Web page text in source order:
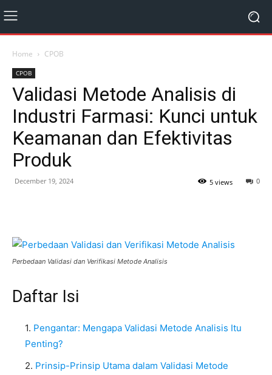
Home CPOB
CPOB
Validasi Metode Analisis di
Industri Farmasi: Kunci untuk
Keamanan dan Efektivitas
Produk
December 19, 2024 0
5 views
Perbedaan Validasi dan Verifikasi Metode Analisis
Daftar Isi
Pengantar: Mengapa Validasi Metode Analisis Itu
Penting?
Prinsip-Prinsip Utama dalam Validasi Metode